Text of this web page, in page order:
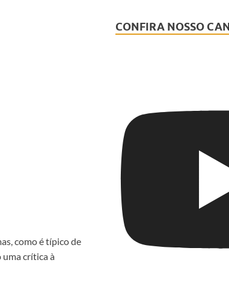
como é típico de
uma crítica à
CONFIRA NOSSO